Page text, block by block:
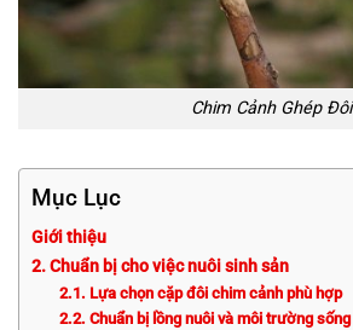
Chim Cảnh Ghép Đôi
Mục Lục
Giới thiệu
2. Chuẩn bị cho việc nuôi sinh sản
2.1. Lựa chọn cặp đôi chim cảnh phù hợp
2.2. Chuẩn bị lồng nuôi và môi trường sống